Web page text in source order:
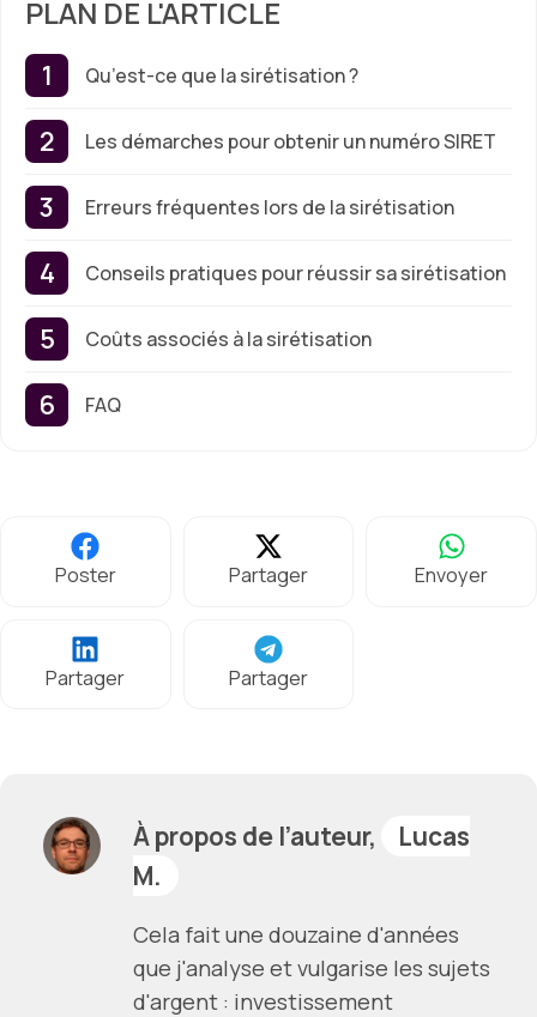
PLAN DE L'ARTICLE
Qu’est-ce que la sirétisation ?
Les démarches pour obtenir un numéro SIRET
Erreurs fréquentes lors de la sirétisation
Conseils pratiques pour réussir sa sirétisation
Coûts associés à la sirétisation
FAQ
Poster Partager Envoyer
Partager Partager
À propos de l’auteur,
Lucas
M.
Cela fait une douzaine d'années
que j'analyse et vulgarise les sujets
d'argent : investissement